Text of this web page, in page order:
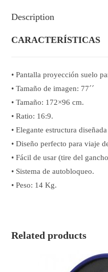
Description
CARACTERÍSTICAS
• Pantalla proyección suelo
• Tamaño de imagen: 77´´
• Tamaño: 172×96 cm.
• Ratio: 16:9.
• Elegante estructura
• Diseño perfecto para viaje
• Fácil de usar (tire del
• Sistema de autobloqueo.
• Peso: 14 Kg.
Related products